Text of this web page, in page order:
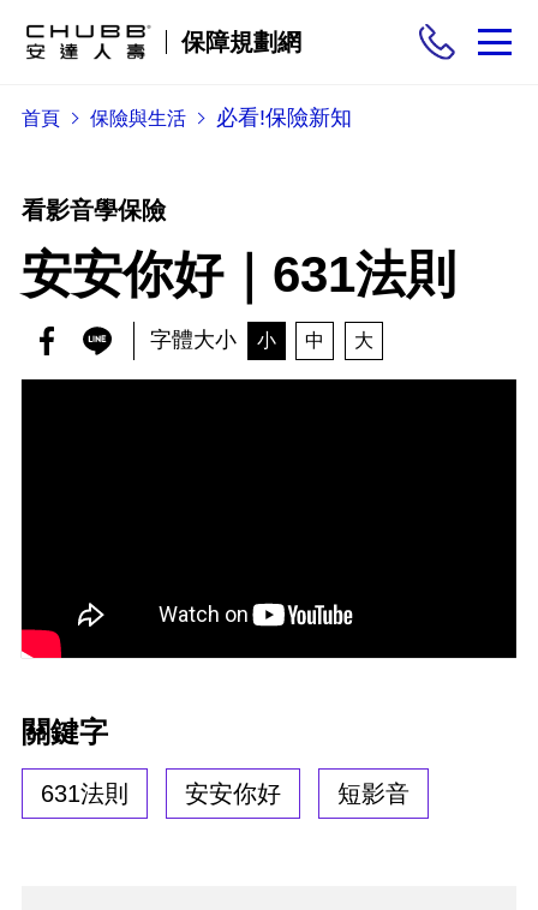
保障規劃網
保險商品
需求分析
投保與理賠
保險與生活
首頁 保險與生活 必看!保險新知
看影音學保險
安安你好｜631法則
字體大小 小 中 大
關鍵字
631法則 安安你好 短影音